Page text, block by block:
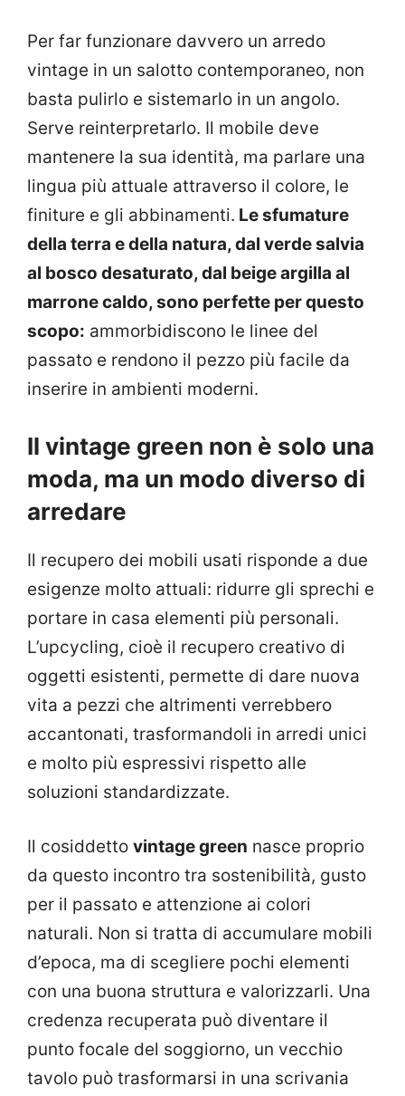
Per far funzionare davvero un arredo
vintage in un salotto contemporaneo, non
basta pulirlo e sistemarlo in un angolo.
Serve reinterpretarlo. Il mobile deve
mantenere la sua identità, ma parlare una
lingua più attuale attraverso il colore, le
finiture e gli abbinamenti. Le sfumature
della terra e della natura, dal verde salvia
al bosco desaturato, dal beige argilla al
marrone caldo, sono perfette per questo
scopo: ammorbidiscono le linee del
passato e rendono il pezzo più facile da
inserire in ambienti moderni.
Il vintage green non è solo una
moda, ma un modo diverso di
arredare
Il recupero dei mobili usati risponde a due
esigenze molto attuali: ridurre gli sprechi e
portare in casa elementi più personali.
L’upcycling, cioè il recupero creativo di
oggetti esistenti, permette di dare nuova
vita a pezzi che altrimenti verrebbero
accantonati, trasformandoli in arredi unici
e molto più espressivi rispetto alle
soluzioni standardizzate.
Il cosiddetto vintage green nasce proprio
da questo incontro tra sostenibilità, gusto
per il passato e attenzione ai colori
naturali. Non si tratta di accumulare mobili
d’epoca, ma di scegliere pochi elementi
con una buona struttura e valorizzarli. Una
credenza recuperata può diventare il
punto focale del soggiorno, un vecchio
tavolo può trasformarsi in una scrivania